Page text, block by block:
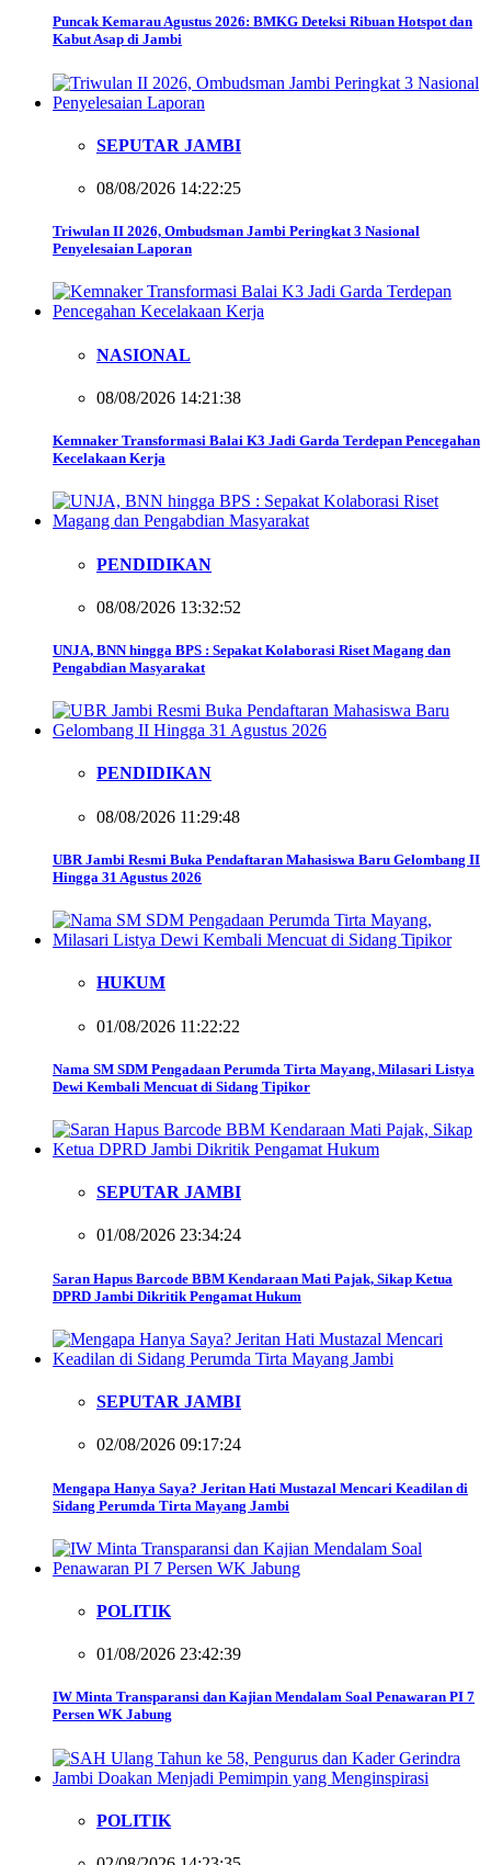
Puncak Kemarau Agustus 2026: BMKG Deteksi Ribuan Hotspot dan
Kabut Asap di Jambi
SEPUTAR JAMBI
08/08/2026 14:22:25
Triwulan II 2026, Ombudsman Jambi Peringkat 3 Nasional
Penyelesaian Laporan
NASIONAL
08/08/2026 14:21:38
Kemnaker Transformasi Balai K3 Jadi Garda Terdepan Pencegahan
Kecelakaan Kerja
PENDIDIKAN
08/08/2026 13:32:52
UNJA, BNN hingga BPS : Sepakat Kolaborasi Riset Magang dan
Pengabdian Masyarakat
PENDIDIKAN
08/08/2026 11:29:48
UBR Jambi Resmi Buka Pendaftaran Mahasiswa Baru Gelombang II
Hingga 31 Agustus 2026
HUKUM
01/08/2026 11:22:22
Nama SM SDM Pengadaan Perumda Tirta Mayang, Milasari Listya
Dewi Kembali Mencuat di Sidang Tipikor
SEPUTAR JAMBI
01/08/2026 23:34:24
Saran Hapus Barcode BBM Kendaraan Mati Pajak, Sikap Ketua
DPRD Jambi Dikritik Pengamat Hukum
SEPUTAR JAMBI
02/08/2026 09:17:24
Mengapa Hanya Saya? Jeritan Hati Mustazal Mencari Keadilan di
Sidang Perumda Tirta Mayang Jambi
POLITIK
01/08/2026 23:42:39
IW Minta Transparansi dan Kajian Mendalam Soal Penawaran PI 7
Persen WK Jabung
POLITIK